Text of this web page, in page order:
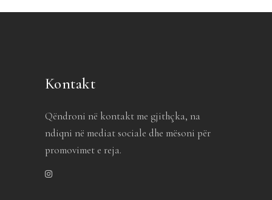
Kontakt
Qëndroni në kontakt me gjithçka, na
ndiqni në mediat sociale dhe mësoni për
promovimet e reja.